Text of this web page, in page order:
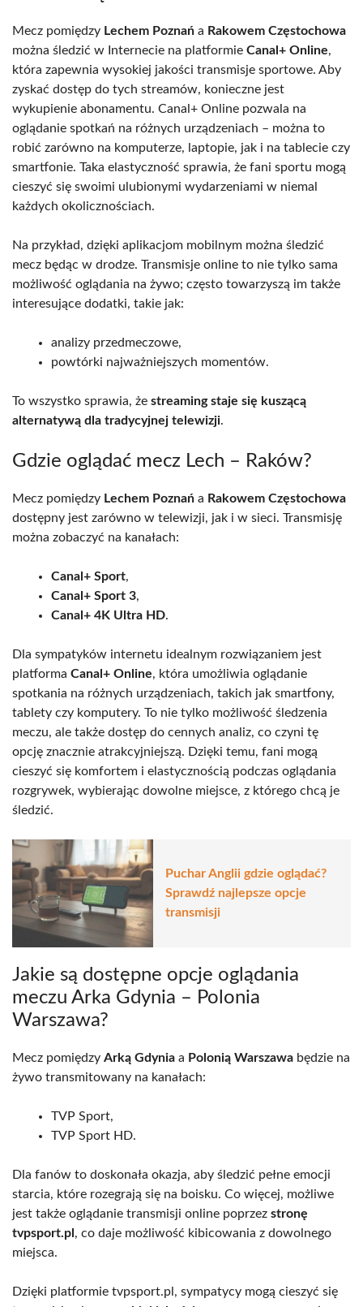
Mecz pomiędzy Lechem Poznań a Rakowem Częstochowa
można śledzić w Internecie na platformie Canal+ Online,
która zapewnia wysokiej jakości transmisje sportowe. Aby
zyskać dostęp do tych streamów, konieczne jest
wykupienie abonamentu. Canal+ Online pozwala na
oglądanie spotkań na różnych urządzeniach – można to
robić zarówno na komputerze, laptopie, jak i na tablecie czy
smartfonie. Taka elastyczność sprawia, że fani sportu mogą
cieszyć się swoimi ulubionymi wydarzeniami w niemal
każdych okolicznościach.
Na przykład, dzięki aplikacjom mobilnym można śledzić
mecz będąc w drodze. Transmisje online to nie tylko sama
możliwość oglądania na żywo; często towarzyszą im także
interesujące dodatki, takie jak:
analizy przedmeczowe,
powtórki najważniejszych momentów.
To wszystko sprawia, że streaming staje się kuszącą
alternatywą dla tradycyjnej telewizji.
Gdzie oglądać mecz Lech – Raków?
Mecz pomiędzy Lechem Poznań a Rakowem Częstochowa
dostępny jest zarówno w telewizji, jak i w sieci. Transmisję
można zobaczyć na kanałach:
Canal+ Sport,
Canal+ Sport 3,
Canal+ 4K Ultra HD.
Dla sympatyków internetu idealnym rozwiązaniem jest
platforma Canal+ Online, która umożliwia oglądanie
spotkania na różnych urządzeniach, takich jak smartfony,
tablety czy komputery. To nie tylko możliwość śledzenia
meczu, ale także dostęp do cennych analiz, co czyni tę
opcję znacznie atrakcyjniejszą. Dzięki temu, fani mogą
cieszyć się komfortem i elastycznością podczas oglądania
rozgrywek, wybierając dowolne miejsce, z którego chcą je
śledzić.
Puchar Anglii gdzie oglądać?
Sprawdź najlepsze opcje
transmisji
Jakie są dostępne opcje oglądania
meczu Arka Gdynia – Polonia
Warszawa?
Mecz pomiędzy Arką Gdynia a Polonią Warszawa będzie na
żywo transmitowany na kanałach:
TVP Sport,
TVP Sport HD.
Dla fanów to doskonała okazja, aby śledzić pełne emocji
starcia, które rozegrają się na boisku. Co więcej, możliwe
jest także oglądanie transmisji online poprzez stronę
tvpsport.pl , co daje możliwość kibicowania z dowolnego
miejsca.
Dzięki platformie tvpsport.pl, sympatycy mogą cieszyć się